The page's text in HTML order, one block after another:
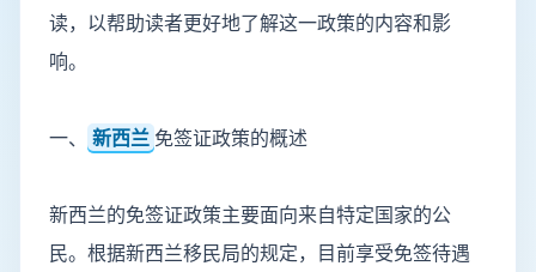
读，以帮助读者更好地了解这一政策的内容和影
响。
一、 新西兰 免签证政策的概述
新西兰的免签证政策主要面向来自特定国家的公
民。根据新西兰移民局的规定，目前享受免签待遇